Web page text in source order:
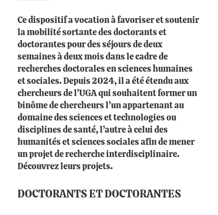
Ce dispositif a vocation à favoriser et soutenir
la mobilité sortante des doctorants et
doctorantes pour des séjours de deux
semaines à deux mois dans le cadre de
recherches doctorales en sciences humaines
et sociales. Depuis 2024, il a été étendu aux
chercheurs de l’UGA qui souhaitent former un
binôme de chercheurs l’un appartenant au
domaine des sciences et technologies ou
disciplines de santé, l’autre à celui des
humanités et sciences sociales afin de mener
un projet de recherche interdisciplinaire.
Découvrez leurs projets.
DOCTORANTS ET DOCTORANTES